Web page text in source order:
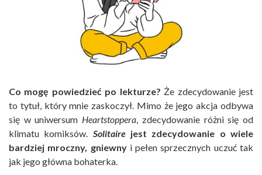
Co mogę powiedzieć po lekturze? Że zdecydowanie jest
to tytuł, który mnie zaskoczył. Mimo że jego akcja odbywa
się w uniwersum Heartstoppera , zdecydowanie różni się od
klimatu komiksów. Solitaire jest zdecydowanie o wiele
bardziej mroczny, gniewnyi pełen sprzecznych uczuć tak
jak jego główna bohaterka.